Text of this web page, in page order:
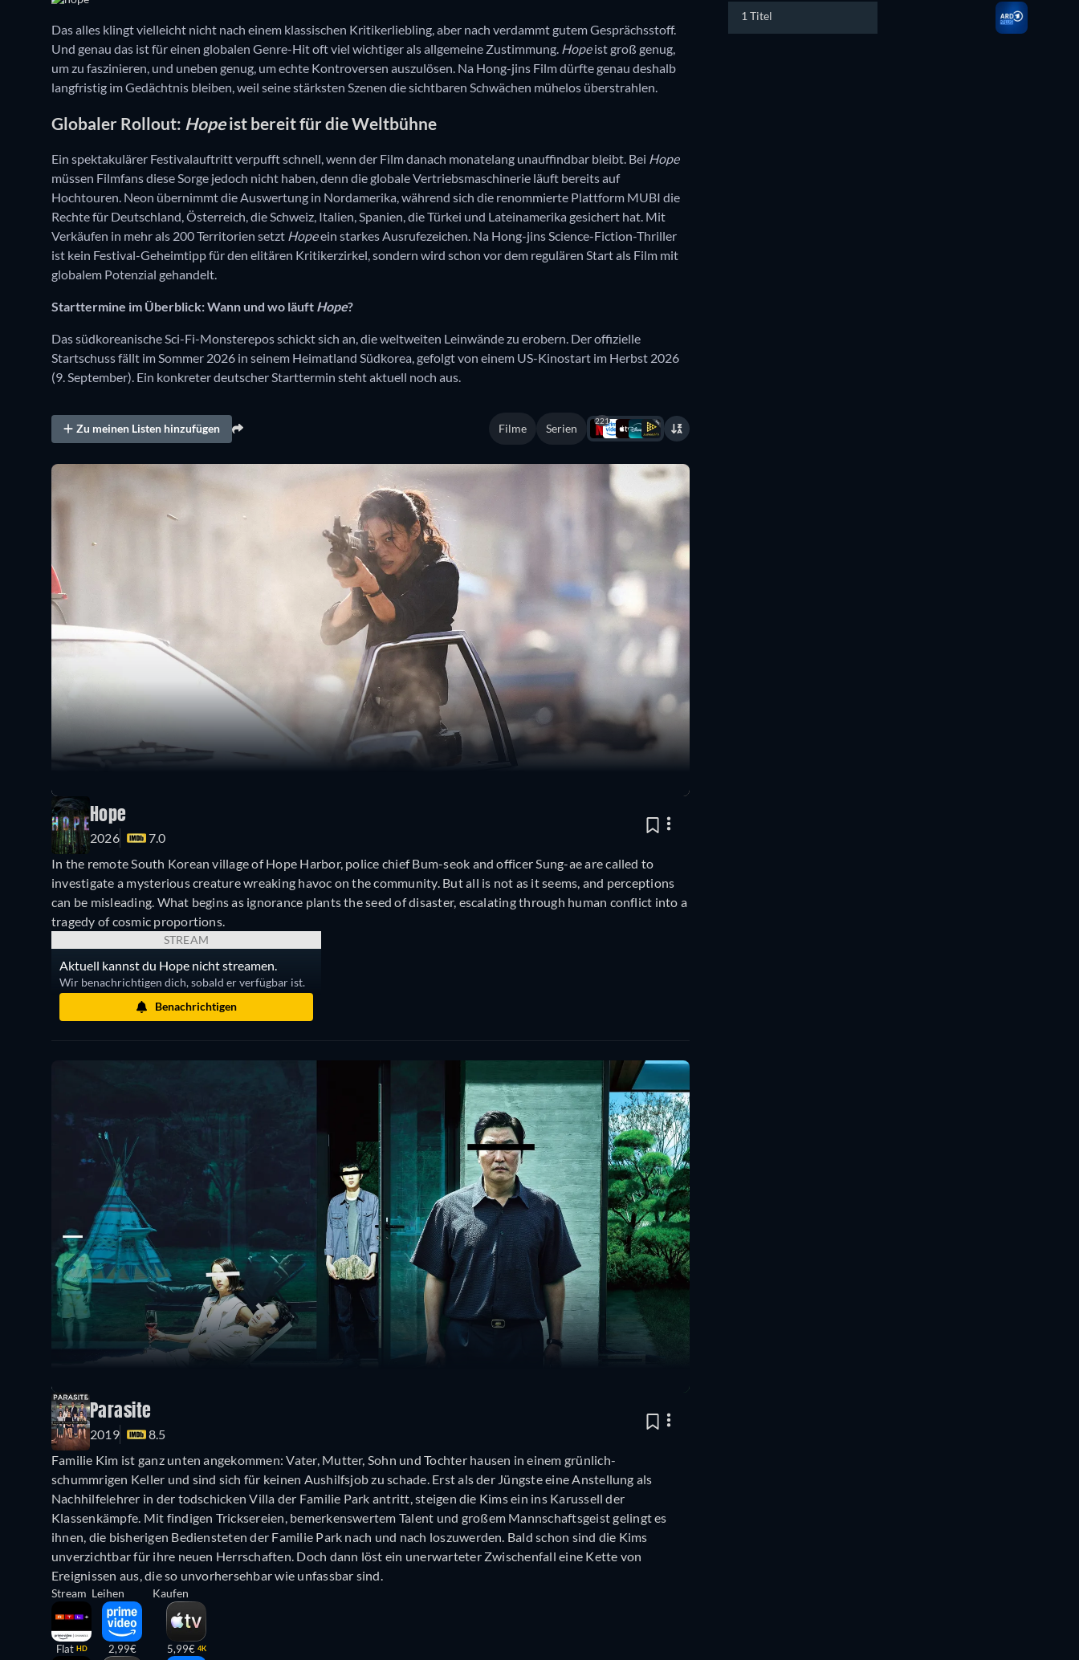
Das alles klingt vielleicht nicht nach einem klassischen Kritikerliebling, aber nach verdammt gutem Gesprächsstoff.
Und genau das ist für einen globalen Genre-Hit oft viel wichtiger als allgemeine Zustimmung. Hopeist groß genug,
um zu faszinieren, und uneben genug, um echte Kontroversen auszulösen. Na Hong-jins Film dürfte genau deshalb
langfristig im Gedächtnis bleiben, weil seine stärksten Szenen die sichtbaren Schwächen mühelos überstrahlen.
Globaler Rollout: Hopeist bereit für die Weltbühne
Ein spektakulärer Festivalauftritt verpufft schnell, wenn der Film danach monatelang unauffindbar bleibt. Bei Hope
müssen Filmfans diese Sorge jedoch nicht haben, denn die globale Vertriebsmaschinerie läuft bereits auf
Hochtouren. Neon übernimmt die Auswertung in Nordamerika, während sich die renommierte Plattform MUBI die
Rechte für Deutschland, Österreich, die Schweiz, Italien, Spanien, die Türkei und Lateinamerika gesichert hat. Mit
Verkäufen in mehr als 200 Territorien setzt Hopeein starkes Ausrufezeichen. Na Hong-jins Science-Fiction-Thriller
ist kein Festival-Geheimtipp für den elitären Kritikerzirkel, sondern wird schon vor dem regulären Start als Film mit
globalem Potenzial gehandelt.
Starttermine im Überblick: Wann und wo läuft Hope?
Das südkoreanische Sci-Fi-Monsterepos schickt sich an, die weltweiten Leinwände zu erobern. Der offizielle
Startschuss fällt im Sommer 2026 in seinem Heimatland Südkorea, gefolgt von einem US-Kinostart im Herbst 2026
(9. September). Ein konkreter deutscher Starttermin steht aktuell noch aus.
Zu meinen Listen hinzufügen Filme Serien
221
Hope
2026
7.0
In the remote South Korean village of Hope Harbor, police chief Bum-seok and officer Sung-ae are called to
investigate a mysterious creature wreaking havoc on the community. But all is not as it seems, and perceptions
can be misleading. What begins as ignorance plants the seed of disaster, escalating through human conflict into a
tragedy of cosmic proportions.
STREAM
Aktuell kannst du Hope nicht streamen.
Wir benachrichtigen dich, sobald er verfügbar ist.
Benachrichtigen
Parasite
2019
8.5
Familie Kim ist ganz unten angekommen: Vater, Mutter, Sohn und Tochter hausen in einem grünlich-
schummrigen Keller und sind sich für keinen Aushilfsjob zu schade. Erst als der Jüngste eine Anstellung als
Nachhilfelehrer in der todschicken Villa der Familie Park antritt, steigen die Kims ein ins Karussell der
Klassenkämpfe. Mit findigen Tricksereien, bemerkenswertem Talent und großem Mannschaftsgeist gelingt es
ihnen, die bisherigen Bediensteten der Familie Park nach und nach loszuwerden. Bald schon sind die Kims
unverzichtbar für ihre neuen Herrschaften. Doch dann löst ein unerwarteter Zwischenfall eine Kette von
Ereignissen aus, die so unvorhersehbar wie unfassbar sind.
Stream
Flat HD
Leihen
2,99€
Kaufen
5,99€ 4K
1 Titel